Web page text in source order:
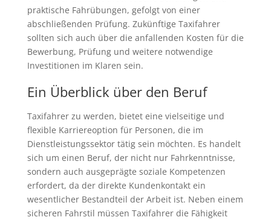
praktische Fahrübungen, gefolgt von einer
abschließenden Prüfung. Zukünftige Taxifahrer
sollten sich auch über die anfallenden Kosten für die
Bewerbung, Prüfung und weitere notwendige
Investitionen im Klaren sein.
Ein Überblick über den Beruf
Taxifahrer zu werden, bietet eine vielseitige und
flexible Karriereoption für Personen, die im
Dienstleistungssektor tätig sein möchten. Es handelt
sich um einen Beruf, der nicht nur Fahrkenntnisse,
sondern auch ausgeprägte soziale Kompetenzen
erfordert, da der direkte Kundenkontakt ein
wesentlicher Bestandteil der Arbeit ist. Neben einem
sicheren Fahrstil müssen Taxifahrer die Fähigkeit